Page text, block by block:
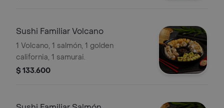
Sushi Familiar Volcano
1 Volcano, 1 salmón, 1 golden
california, 1 samurai.
$ 133.600